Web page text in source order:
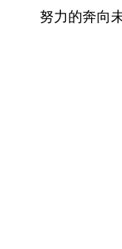
努力的奔向